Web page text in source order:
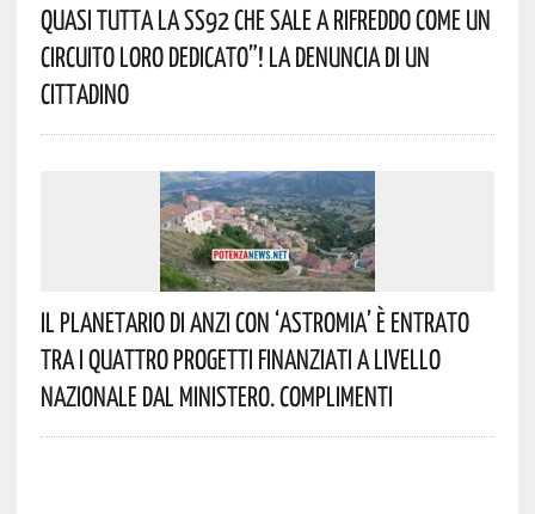
Quasi Tutta La SS92 Che Sale A Rifreddo Come Un
Circuito Loro Dedicato”! La Denuncia Di Un
Cittadino
Il Planetario Di Anzi Con ‘Astromia’ È Entrato
Tra I Quattro Progetti Finanziati A Livello
Nazionale Dal Ministero. Complimenti